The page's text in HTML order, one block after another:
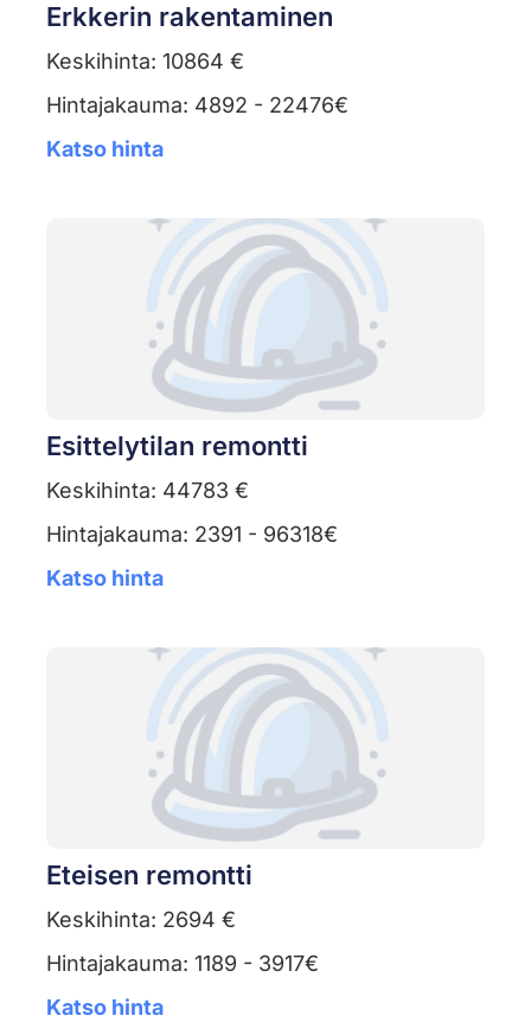
Erkkerin rakentaminen
Keskihinta: 10864 €
Hintajakauma: 4892 - 22476€
Katso hinta
Esittelytilan remontti
Keskihinta: 44783 €
Hintajakauma: 2391 - 96318€
Katso hinta
Eteisen remontti
Keskihinta: 2694 €
Hintajakauma: 1189 - 3917€
Katso hinta